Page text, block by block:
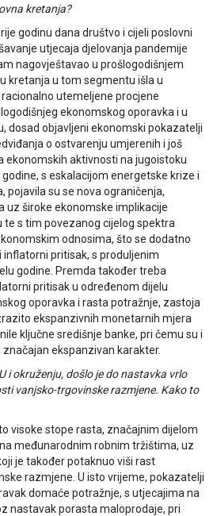
kretanja?
godinu dana društvo i cijeli poslovni
utjecaja djelovanja pandemije
nagovještavao u prošlogodišnjem
kretanja u tom segmentu išla u
utemeljene procjene
ekonomskog oporavka i u
dosad objavljeni ekonomski pokazatelji
o ostvarenju umjerenih i još
ekonomskih aktivnosti na jugoistoku
godine, s eskalacijom energetske krize i
pojavila su se nova ograničenja,
uz široke ekonomske implikacije
te s tim povezanog cijelog spektra
odnosima, što se dodatno
pritisak, s produljenim
godine. Premda također treba
pritisak u određenom dijelu
oporavka i rasta potražnje, zastoja
ekspanzivnih monetarnih mjera
ključne središnje banke, pri čemu su i
ekspanzivan karakter.
i okruženju, došlo je do nastavka vrlo
vanjsko-trgovinske razmjene. Kako to
visoke stope rasta, značajnim dijelom
međunarodnim robnim tržištima, uz
je također potaknuo viši rast
razmjene. U isto vrijeme, pokazatelji
domaće potražnje, s utjecajima na
nastavak porasta maloprodaje, pri